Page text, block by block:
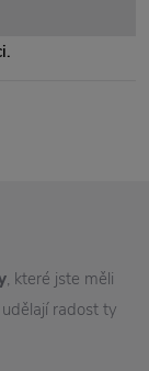
, které jste měli
radost ty